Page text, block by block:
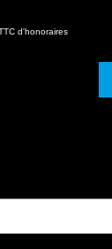
d'honoraires